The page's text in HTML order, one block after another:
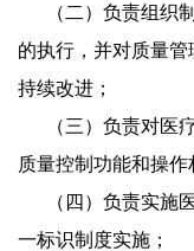
（二）负责组织
的执行，并对质量
持续改进；
（三）负责对医
质量控制功能和操作
（四）负责实施
一标识制度实施；